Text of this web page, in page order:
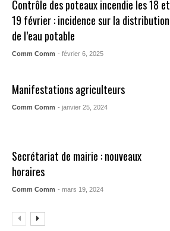
Contrôle des poteaux incendie les 18 et
19 février : incidence sur la distribution
de l’eau potable
Comm Comm - février 6, 2025
Manifestations agriculteurs
Comm Comm - janvier 25, 2024
Secrétariat de mairie : nouveaux
horaires
Comm Comm - mars 19, 2024